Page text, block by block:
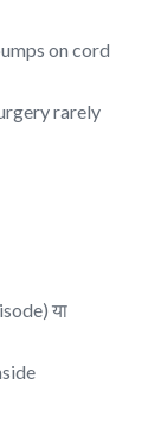
on cord
rarely
या